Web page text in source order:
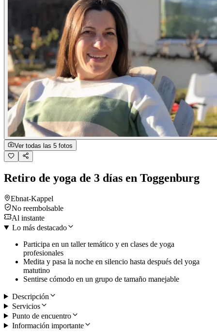
Ver todas las 5 fotos
Retiro de yoga de 3 días en Toggenburg
Ebnat-Kappel
No reembolsable
Al instante
Lo más destacado
Participa en un taller temático y en clases de yoga
profesionales
Medita y pasa la noche en silencio hasta después del yoga
matutino
Sentirse cómodo en un grupo de tamaño manejable
Descripción
Servicios
Punto de encuentro
Información importante